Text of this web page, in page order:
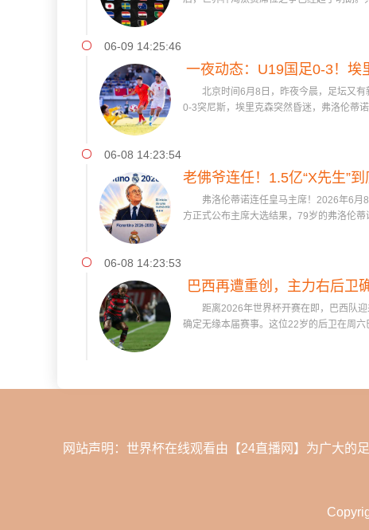
06-09 14:25:46
一夜动态：U19国足0-3！埃
连任皇
北京时间6月8日，昨夜今晨，足坛又有
0-3突尼斯，埃里克森突然昏迷，弗洛伦
06-08 14:23:54
老佛爷连任！1.5亿“X先生”
队史最高
弗洛伦蒂诺连任皇马主席！2026年6月8
方正式公布主席大选结果，79岁的弗洛伦
06-08 14:23:53
巴西再遭重创，主力右后卫
切洛蒂作
距离2026年世界杯开赛在即，巴西队迎
确定无缘本届赛事。这位22岁的后卫在周
网站声明：世界杯在线观看由【24直播网】为广大的